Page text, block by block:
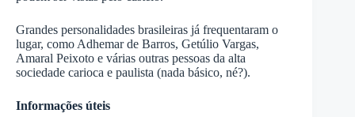
Grandes personalidades brasileiras já frequentaram o
lugar, como Adhemar de Barros, Getúlio Vargas,
Amaral Peixoto e várias outras pessoas da alta
sociedade carioca e paulista (nada básico, né?).
Informações úteis